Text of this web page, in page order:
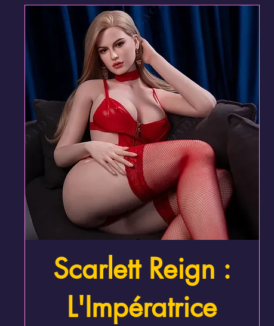
Aperçu rapide
Scarlett Reign :
L'Impératrice